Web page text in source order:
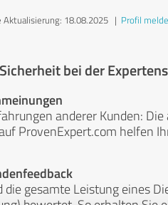
Aktualisierung: 18.08.2025 | Profil
bei der
anderer Kunden:
ProvenExpert.com helfen
gesamte Leistung eines